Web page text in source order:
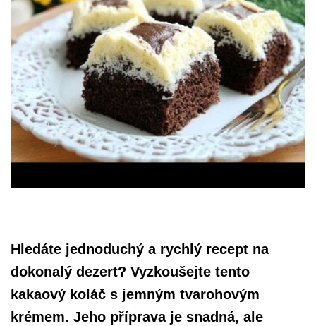
Hledáte jednoduchý a rychlý recept na
dokonalý dezert? Vyzkoušejte tento
kakaový koláč s jemným tvarohovým
krémem. Jeho příprava je snadná, ale